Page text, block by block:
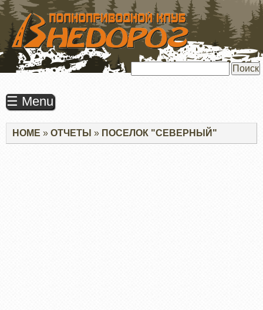
ПЕРЕЙТИ
ОСНОВНОМУ
СОДЕРЖАНИЮ
☰ Menu
Строка
навигации
HOME ОТЧЕТЫ ПОСЕЛОК "СЕВЕРНЫЙ"